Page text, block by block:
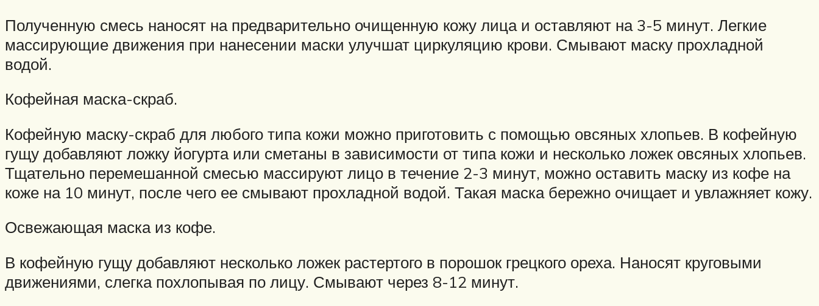
Полученную смесь наносят на предварительно очищенную кожу лица и оставляют на 3-5 минут. Легкие
массирующие движения при нанесении маски улучшат циркуляцию крови. Смывают маску прохладной
водой.
Кофейная маска-скраб.
Кофейную маску-скраб для любого типа кожи можно приготовить с помощью овсяных хлопьев. В кофейную
гущу добавляют ложку йогурта или сметаны в зависимости от типа кожи и несколько ложек овсяных хлопьев.
Тщательно перемешанной смесью массируют лицо в течение 2-3 минут, можно оставить маску из кофе на
коже на 10 минут, после чего ее смывают прохладной водой. Такая маска бережно очищает и увлажняет кожу.
Освежающая маска из кофе.
В кофейную гущу добавляют несколько ложек растертого в порошок грецкого ореха. Наносят круговыми
движениями, слегка похлопывая по лицу. Смывают через 8-12 минут.